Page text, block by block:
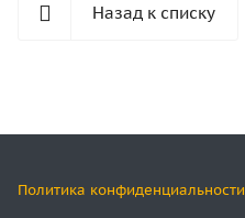
Назад к списку
Политика конфиденциальности